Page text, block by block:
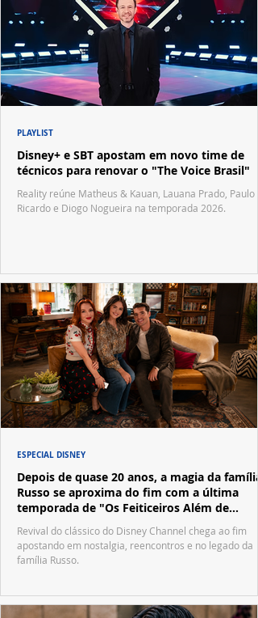
Disney+ e SBT apostam em novo time de
técnicos para renovar o "The Voice Brasil"
Reality reúne Matheus & Kauan, Lauana Prado, Paulo
Ricardo e Diogo Nogueira na temporada 2026.
PLAYLIST
Depois de quase 20 anos, a magia da família
Russo se aproxima do fim com a última
temporada de "Os Feiticeiros Além de
Revival do clássico do Disney Channel chega ao fim
apostando em nostalgia, reencontros e no legado da
família Russo.
ESPECIAL DISNEY